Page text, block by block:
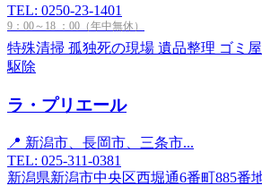
TEL: 0250-23-1401
9：00～18 ：00（年中無休）
特殊清掃 孤独死の現場 遺品整理 ゴミ
駆除
ラ・プリエール
📍 新潟市、長岡市、三条市...
TEL: 025-311-0381
新潟県新潟市中央区西堀通6番町885番